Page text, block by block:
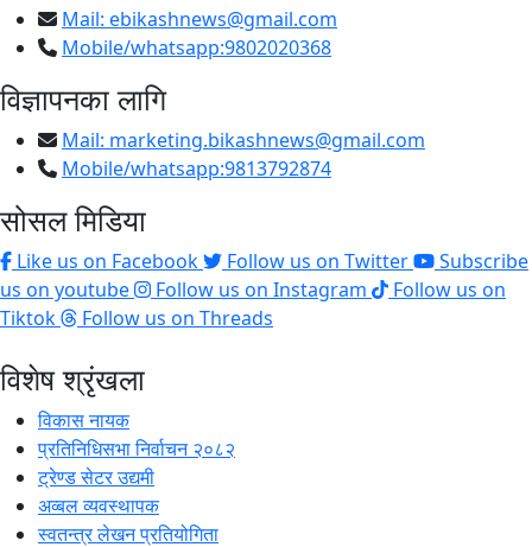
Mail: ebikashnews@gmail.com
Mobile/whatsapp:9802020368
विज्ञापनका लागि
Mail: marketing.bikashnews@gmail.com
Mobile/whatsapp:9813792874
सोसल मिडिया
Like us on Facebook Follow us on Twitter
Subscribe
us on youtube
Follow us on Instagram
Follow us on
Tiktok
Follow us on Threads
विशेष श्रृंखला
विकास नायक
प्रतिनिधिसभा निर्वाचन २०८२
ट्रेण्ड सेटर उद्यमी
अव्बल व्यवस्थापक
स्वतन्त्र लेखन प्रतियोगिता